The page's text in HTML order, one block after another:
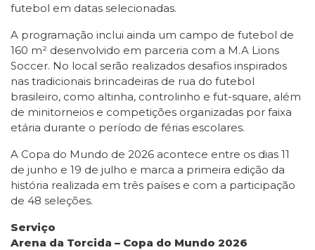
futebol em datas selecionadas.
A programação inclui ainda um campo de futebol de
160 m² desenvolvido em parceria com a M.A Lions
Soccer. No local serão realizados desafios inspirados
nas tradicionais brincadeiras de rua do futebol
brasileiro, como altinha, controlinho e fut-square, além
de minitorneios e competições organizadas por faixa
etária durante o período de férias escolares.
A Copa do Mundo de 2026 acontece entre os dias 11
de junho e 19 de julho e marca a primeira edição da
história realizada em três países e com a participação
de 48 seleções.
Serviço
Arena da Torcida – Copa do Mundo 2026